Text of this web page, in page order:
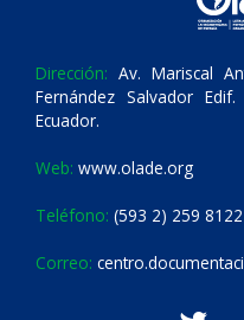
Dirección: Av. Mariscal
Fernández Salvador
Ecuador.
Web: www.olade.org
Teléfono: (593 2) 259
Correo: